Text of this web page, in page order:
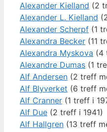
Alexander Kielland (2
Alexander L. Kielland
Alexander Scherpf (1
Alexandra Becker (11
Alexandra Myskova (4
Alexandre Dumas (1
Alf Andersen (2 treff
Alf Blyverket (6 treff
Alf Cranner (1 treff i
Alf Due (2 treff i 1941)
Alf Hallgren (13 treff